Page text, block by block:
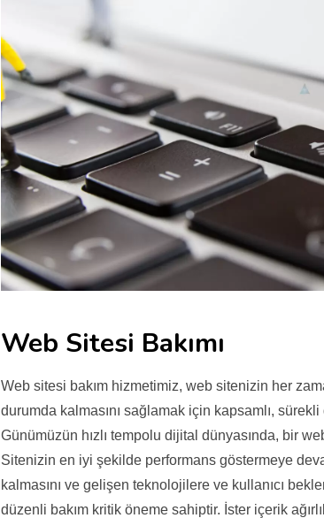
Web Sitesi Bakımı
Web sitesi bakım hizmetimiz, web sitenizin her
durumda kalmasını sağlamak için kapsamlı,
Günümüzün hızlı tempolu dijital dünyasında, bir
Sitenizin en iyi şekilde performans göstermeye
kalmasını ve gelişen teknolojilere ve kullanıcı
düzenli bakım kritik öneme sahiptir. İster içerik